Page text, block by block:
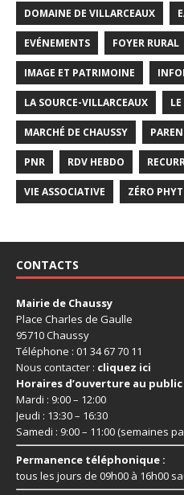
DOMAINE DE VILLARCEAUX
EVÉNEMENTS FOYER RURAL
IMAGE ET PATRIMOINE
LA SOURCE-VILLARCEAUX
MARCHÉ DE CHAUSSY
PNR RDV HEBDO
VIE ASSOCIATIVE ZÉRO
CONTACTS
Mairie de Chaussy
Place Charles de Gaulle
95710 Chaussy
Téléphone : 01 34 67 70 11
Nous contacter : cliquez ici
Horaires d’ouverture au public
Mardi : 9:00 – 12:00
Jeudi : 13:30 – 16:30
Samedi : 9:00 – 11:00 (semaines
Permanence téléphonique :
tous les jours de 09h00 à 16h00